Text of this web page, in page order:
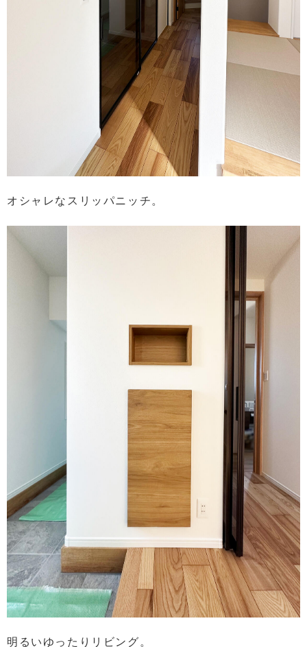
オシャレなスリッパニッチ。
明るいゆったりリビング。